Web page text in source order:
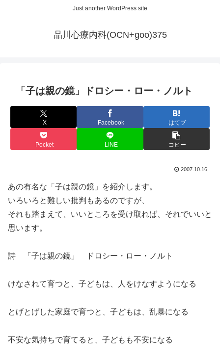
Just another WordPress site
品川心療内科(OCN+goo)375
「子は親の鏡」ドロシー・ロー・ノルト
X Facebook はてブ
Pocket LINE コピー
2007.10.16
あの有名な「子は親の鏡」を紹介します。
いろいろと難しい批判もあるのですが、
それも踏まえて、いいところを受け取れば、それでいいと
思います。
詩 「子は親の鏡」 ドロシー・ロー・ノルト
けなされて育つと、子どもは、人をけなすようになる
とげとげした家庭で育つと、子どもは、乱暴になる
不安な気持ちで育てると、子どもも不安になる